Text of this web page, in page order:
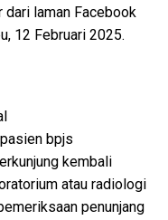
laman Facebook
12 Februari 2025.
bpjs
kembali
atau radiologi
penunjang